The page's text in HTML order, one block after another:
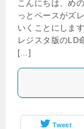
こんにちは、め
っとペースがズ
いくことにしま
レジスタ版のLD
[…]
Tweet